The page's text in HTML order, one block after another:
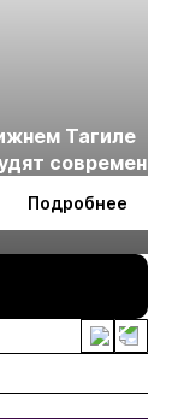
Тагиле
Подробнее